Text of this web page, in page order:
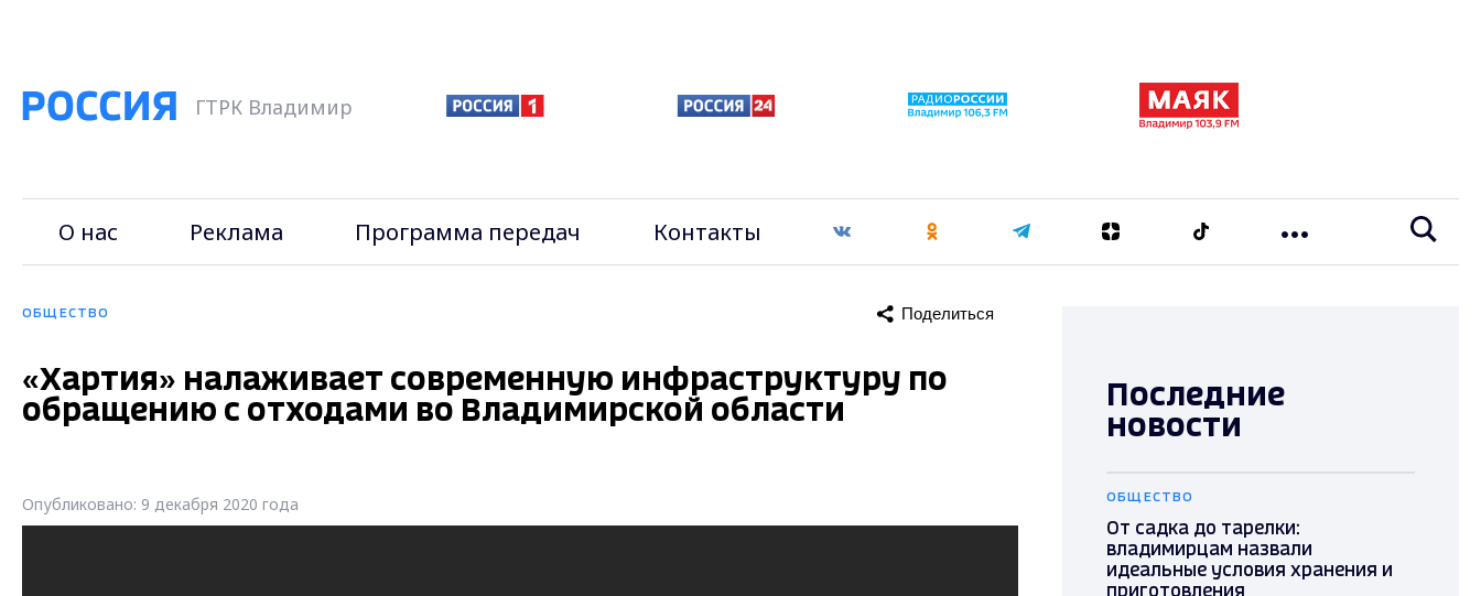
ГТРК Владимир
О нас Реклама Программа передач Контакты
ОБЩЕСТВО Поделиться
«Хартия» налаживает современную инфраструктуру по
обращению с отходами во Владимирской области
Опубликовано: 9 декабря 2020 года
Последние
новости
ОБЩЕСТВО
От садка до тарелки:
владимирцам назвали
идеальные условия хранения и
приготовления